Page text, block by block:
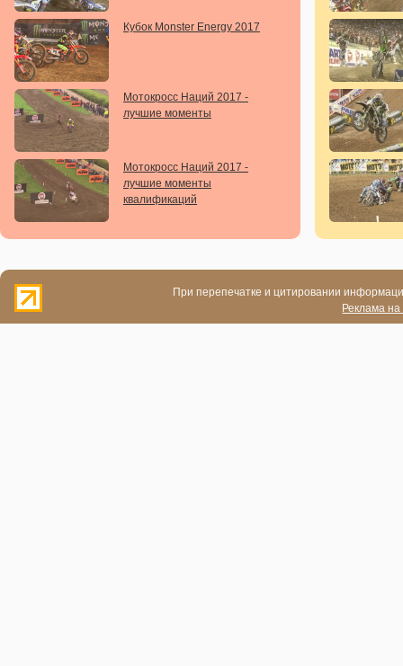
Кубок Monster Energy 2017
Мотокросс Наций 2017 -
лучшие моменты
Мотокросс Наций 2017 -
лучшие моменты
квалификаций
При перепечатке и цитировании
Реклама на